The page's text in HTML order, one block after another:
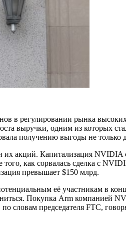
в регулировании рынка
выручки, одним из которых
получению выгоды не только
акций. Капитализация
как сорвалась сделка с
превышает $150 млрд.
её участникам в
Покупка Arm
председателя FTC,